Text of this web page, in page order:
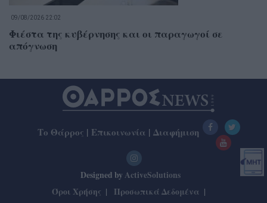
09/08/2026 22:02
Φιέστα της κυβέρνησης και οι παραγωγοί σε
απόγνωση
Το Θάρρος | Επικοινωνία | Διαφήμιση
Designed by ActiveSolutions
Όροι Χρήσης
Προσωπικά Δεδομένα